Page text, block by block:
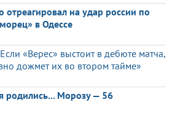
на удар россии по
в Одессе
«Верес» выстоит в дебюте матча,
дожмет их во втором тайме»
родились... Морозу — 56